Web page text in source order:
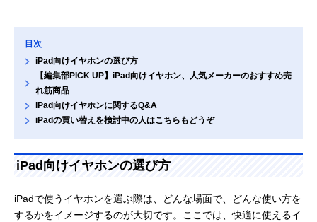
目次
iPad向けイヤホンの選び方
【編集部PICK UP】iPad向けイヤホン、人気メーカーのおすすめ売
れ筋商品
iPad向けイヤホンに関するQ&A
iPadの買い替えを検討中の人はこちらもどうぞ
iPad向けイヤホンの選び方
iPadで使うイヤホンを選ぶ際は、どんな場面で、どんな使い方を
するかをイメージするのが大切です。ここでは、快適に使えるイ